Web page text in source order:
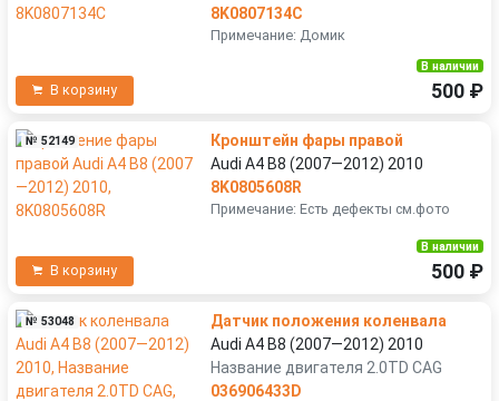
8K0807134C
Примечание: Домик
В корзину
В наличии
500 ₽
№ 52149
Кронштейн фары правой
Audi A4 B8 (2007—2012) 2010
8K0805608R
Примечание: Есть дефекты см.фото
В корзину
В наличии
500 ₽
№ 53048
Датчик положения коленвала
Audi A4 B8 (2007—2012) 2010
Название двигателя 2.0TD CAG
036906433D